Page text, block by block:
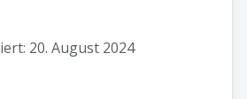
20. August 2024